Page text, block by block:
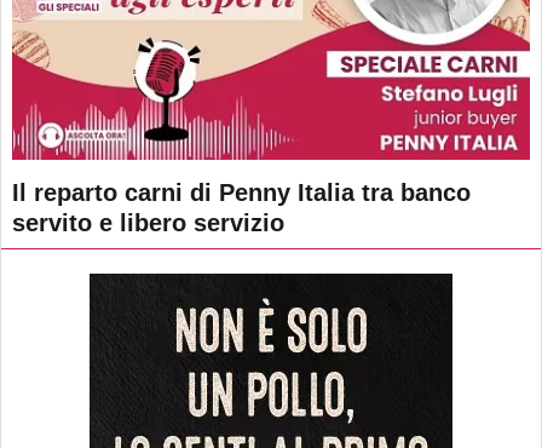
Il reparto carni di Penny Italia tra banco
servito e libero servizio